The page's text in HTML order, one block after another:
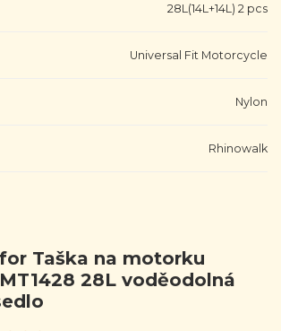
28L(14L+14L) 2 pcs
Universal Fit Motorcycle
Nylon
Rhinowalk
Taška na motorku
28L voděodolná